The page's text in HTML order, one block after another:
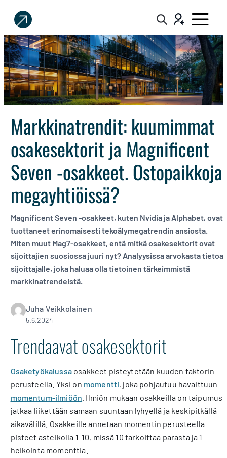
Sijoittaja.fi
Tee
parempia
sijoituspäätöksiä
Markkinatrendit: kuumimmat
osakesektorit ja Magnificent
Seven -osakkeet. Ostopaikkoja
megayhtiöissä?
Magnificent Seven -osakkeet, kuten Nvidia ja Alphabet, ovat
tuottaneet erinomaisesti tekoälymegatrendin ansiosta.
Miten muut Mag7-osakkeet, entä mitkä osakesektorit ovat
sijoittajien suosiossa juuri nyt? Analyysissa arvokasta tietoa
sijoittajalle, joka haluaa olla tietoinen tärkeimmistä
markkinatrendeistä.
Juha Veikkolainen
5.6.2024
Trendaavat osakesektorit
Osaketyökalussaosakkeet pisteytetään kuuden faktorin
perusteella. Yksi on momentti, joka pohjautuu havaittuun
momentum-ilmiöön . Ilmiön mukaan osakkeilla on taipumus
jatkaa liikettään samaan suuntaan lyhyellä ja keskipitkällä
aikavälillä. Osakkeille annetaan momentin perusteella
pisteet asteikolla 1-10, missä 10 tarkoittaa parasta ja 1
heikointa momenttia.